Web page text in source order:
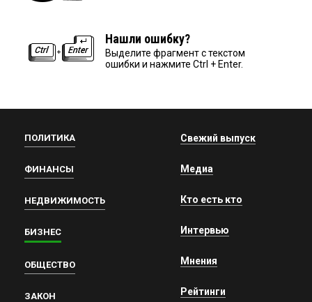
Нашли ошибку?
Выделите фрагмент с текстом
ошибки и нажмите Ctrl + Enter.
ПОЛИТИКА
ФИНАНСЫ
НЕДВИЖИМОСТЬ
БИЗНЕС
ОБЩЕСТВО
ЗАКОН
Свежий выпуск
Медиа
Кто есть кто
Интервью
Мнения
Рейтинги